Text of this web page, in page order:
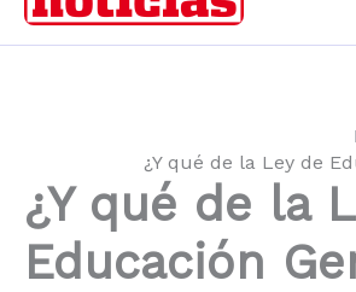
¿Y qué de la Ley de
¿Y qué de la
Educación